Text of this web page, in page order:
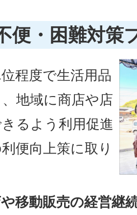
便・困難対策
程度で生活用品
地域に商店や店
るよう利用促進
便向上策に取り
や移動販売の経営継